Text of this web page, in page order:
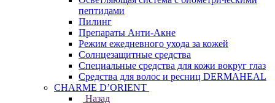
пептидами
Пилинг
Препараты Анти-Акне
Режим ежедневного ухода за кожей
Солнцезащитные средства
Специальные средства для кожи вокруг глаз
Средства для волос и ресниц DERMAHEAL
CHARME D’ORIENT
Назад